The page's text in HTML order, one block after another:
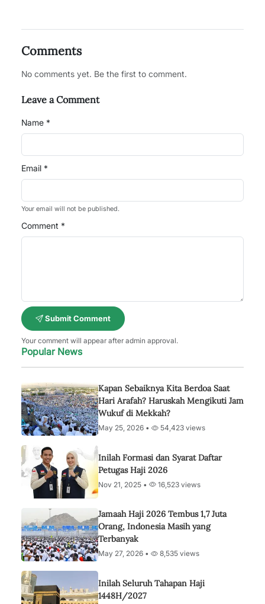
Comments
No comments yet. Be the first to comment.
Leave a Comment
Name *
Email *
Your email will not be published.
Comment *
Submit Comment
Your comment will appear after admin approval.
Popular News
Kapan Sebaiknya Kita Berdoa Saat
Hari Arafah? Haruskah Mengikuti Jam
Wukuf di Mekkah?
May 25, 2026 • 54,423 views
Inilah Formasi dan Syarat Daftar
Petugas Haji 2026
Nov 21, 2025 • 16,523 views
Jamaah Haji 2026 Tembus 1,7 Juta
Orang, Indonesia Masih yang
Terbanyak
May 27, 2026 • 8,535 views
Inilah Seluruh Tahapan Haji
1448H/2027